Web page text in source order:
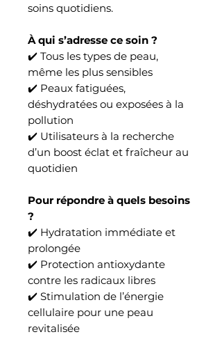
soins quotidiens.
À qui s’adresse ce soin ?
✔️ Tous les types de peau,
même les plus sensibles
✔️ Peaux fatiguées,
déshydratées ou exposées à la
pollution
✔️ Utilisateurs à la recherche
d’un boost éclat et fraîcheur au
quotidien
Pour répondre à quels besoins
?
✔️ Hydratation immédiate et
prolongée
✔️ Protection antioxydante
contre les radicaux libres
✔️ Stimulation de l’énergie
cellulaire pour une peau
revitalisée